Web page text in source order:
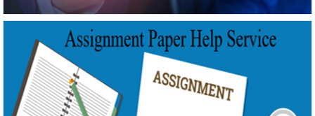
SLC Module View Detail